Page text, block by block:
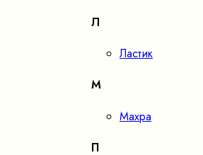
Л
Ластик
М
Махра
П